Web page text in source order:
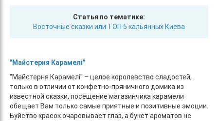
Статья по тематике:
Восточные сказки или ТОП 5 кальянных Киева
"Майстерня Карамелі"
"Майстерня Карамелі" – целое королевство сладостей,
только в отличии от конфетно-пряничного домика из
известной сказки, посещение магазинчика карамели
обещает Вам только самые приятные и позитивные эмоции.
Буйство красок очаровывает глаз, а букет ароматов не